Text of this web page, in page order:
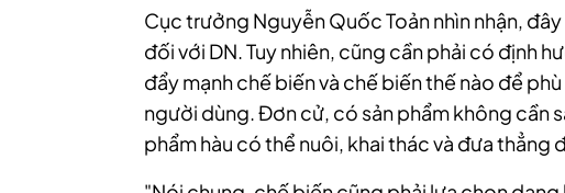
Cục trưởng Nguyễn Quốc Toản nhìn nhận,
đối với DN. Tuy nhiên, cũng cần phải có định
đẩy mạnh chế biến và chế biến thế nào để
người dùng. Đơn cử, có sản phẩm không cần
phẩm hàu có thể nuôi, khai thác và đưa thẳng